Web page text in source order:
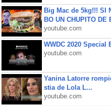
Big Mac de 5kg!!! SI
BO UN CHUPITO DE
youtube.com
WWDC 2020
youtube.com
Yanina Latorre
stia de Lola L...
youtube.com